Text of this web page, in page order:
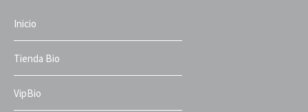
Inicio
Tienda Bio
VipBio